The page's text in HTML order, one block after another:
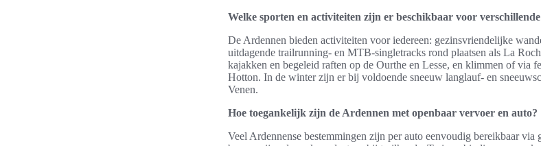
Welke sporten en activiteiten zijn er beschikbaar voor verschillende
De Ardennen bieden activiteiten voor iedereen: gezinsvriendelijke
uitdagende trailrunning- en MTB-singletracks rond plaatsen als La
kajakken en begeleid raften op de Ourthe en Lesse, en klimmen of via
Hotton. In de winter zijn er bij voldoende sneeuw langlauf- en
Venen.
Hoe toegankelijk zijn de Ardennen met openbaar vervoer en auto?
Veel Ardennense bestemmingen zijn per auto eenvoudig bereikbaar via